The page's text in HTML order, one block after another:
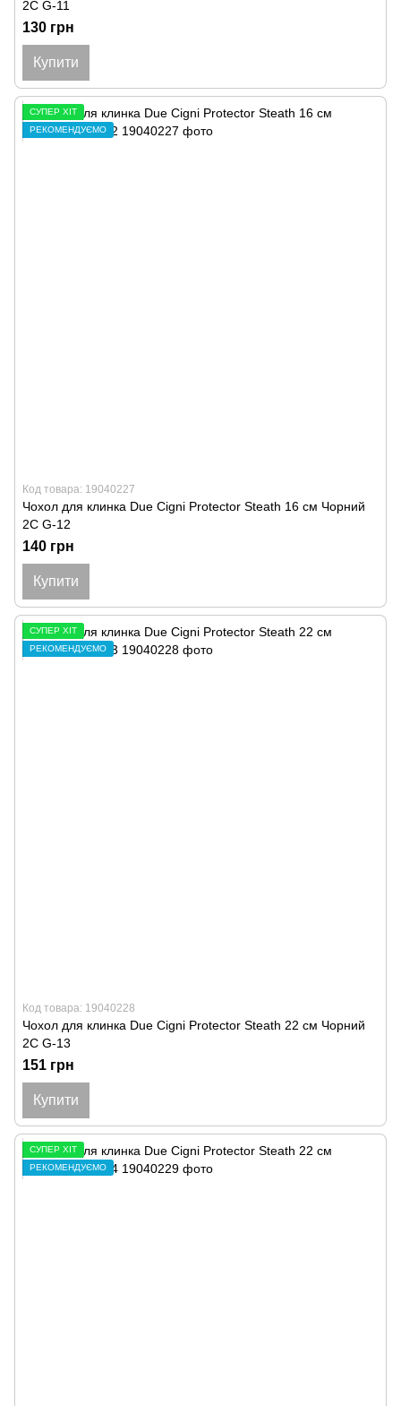
2C G-11
130 грн
Купити
СУПЕР ХІТ
РЕКОМЕНДУЄМО
Код товара: 19040227
Чохол для клинка Due Cigni Protector Steath 16 см Чорний
2C G-12
140 грн
Купити
СУПЕР ХІТ
РЕКОМЕНДУЄМО
Код товара: 19040228
Чохол для клинка Due Cigni Protector Steath 22 см Чорний
2C G-13
151 грн
Купити
СУПЕР ХІТ
РЕКОМЕНДУЄМО